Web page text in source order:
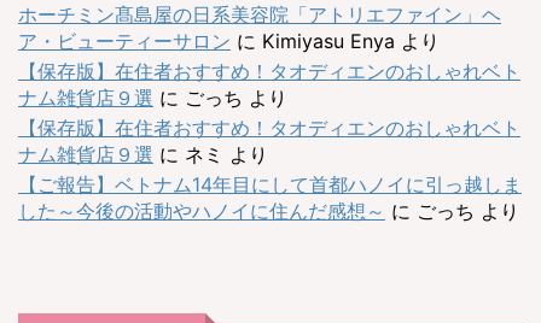
ホーチミン髙島屋の日系美容院「アトリエファイン」ヘ
ア・ビューティーサロン に Kimiyasu Enya より
【保存版】在住者おすすめ！タオディエンのおしゃれベト
ナム雑貨店９選 に ごっち より
【保存版】在住者おすすめ！タオディエンのおしゃれベト
ナム雑貨店９選 に ネミ より
【ご報告】ベトナム14年目にして首都ハノイに引っ越しま
した～今後の活動やハノイに住んだ感想～ に ごっち より